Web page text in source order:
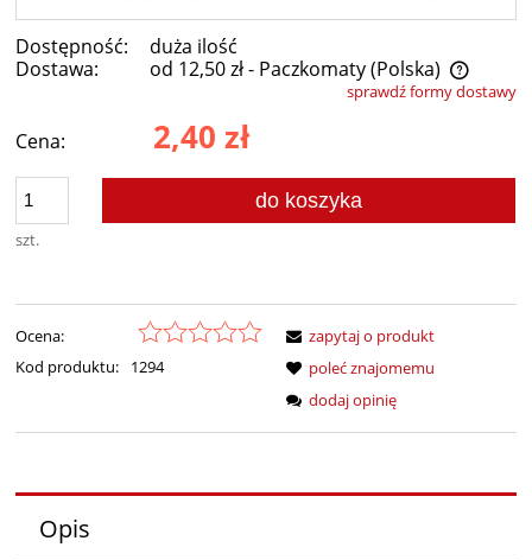
Dostępność:
duża ilość
Dostawa:
od 12,50 zł- Paczkomaty(Polska)
Cena nie zawiera ewentualnych kosztów płatnościsprawdź formy dostawy
Cena: 2,40 zł
szt.
do koszyka
Ocena:
Kod produktu:
1294
zapytaj o produkt
poleć znajomemu
dodaj opinię
Opis